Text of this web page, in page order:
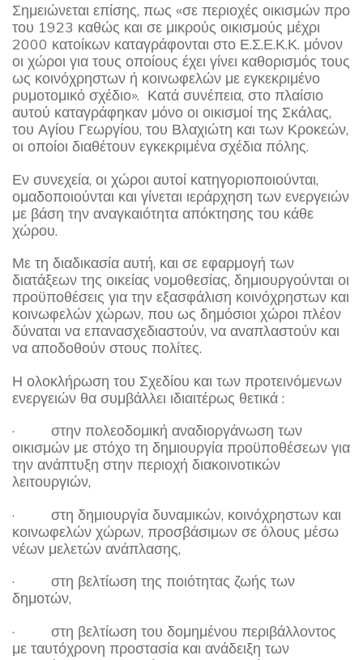
Σημειώνεται επίσης, πως «σε περιοχές οικισμών προ
του 1923 καθώς και σε μικρούς οικισμούς μέχρι
2000 κατοίκων καταγράφονται στο Ε.Σ.Ε.Κ.Κ. μόνον
οι χώροι για τους οποίους έχει γίνει καθορισμός τους
ως κοινόχρηστων ή κοινωφελών με εγκεκριμένο
ρυμοτομικό σχέδιο». Κατά συνέπεια, στο πλαίσιο
αυτού καταγράφηκαν μόνο οι οικισμοί της Σκάλας,
του Αγίου Γεωργίου, του Βλαχιώτη και των Κροκεών,
οι οποίοι διαθέτουν εγκεκριμένα σχέδια πόλης.
Εν συνεχεία, οι χώροι αυτοί κατηγοριοποιούνται,
ομαδοποιούνται και γίνεται ιεράρχηση των ενεργειών
με βάση την αναγκαιότητα απόκτησης του κάθε
χώρου.
Με τη διαδικασία αυτή, και σε εφαρμογή των
διατάξεων της οικείας νομοθεσίας, δημιουργούνται οι
προϋποθέσεις για την εξασφάλιση κοινόχρηστων και
κοινωφελών χώρων, που ως δημόσιοι χώροι πλέον
δύναται να επανασχεδιαστούν, να αναπλαστούν και
να αποδοθούν στους πολίτες.
Η ολοκλήρωση του Σχεδίου και των προτεινόμενων
ενεργειών θα συμβάλλει ιδιαιτέρως θετικά :
· στην πολεοδομική αναδιοργάνωση των
οικισμών με στόχο τη δημιουργία προϋποθέσεων για
την ανάπτυξη στην περιοχή διακοινοτικών
λειτουργιών,
· στη δημιουργία δυναμικών, κοινόχρηστων και
κοινωφελών χώρων, προσβάσιμων σε όλους μέσω
νέων μελετών ανάπλασης,
· στη βελτίωση της ποιότητας ζωής των
δημοτών,
· στη βελτίωση του δομημένου περιβάλλοντος
με ταυτόχρονη προστασία και ανάδειξη των